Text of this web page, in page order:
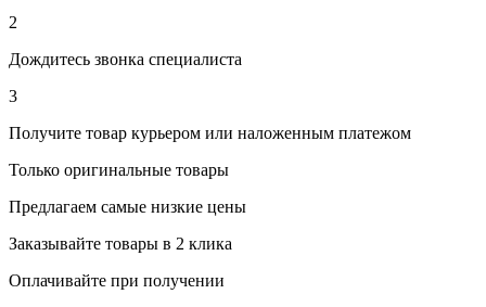
2
Дождитесь звонка специалиста
3
Получите товар курьером или наложенным платежом
Только оригинальные товары
Предлагаем самые низкие цены
Заказывайте товары в 2 клика
Оплачивайте при получении